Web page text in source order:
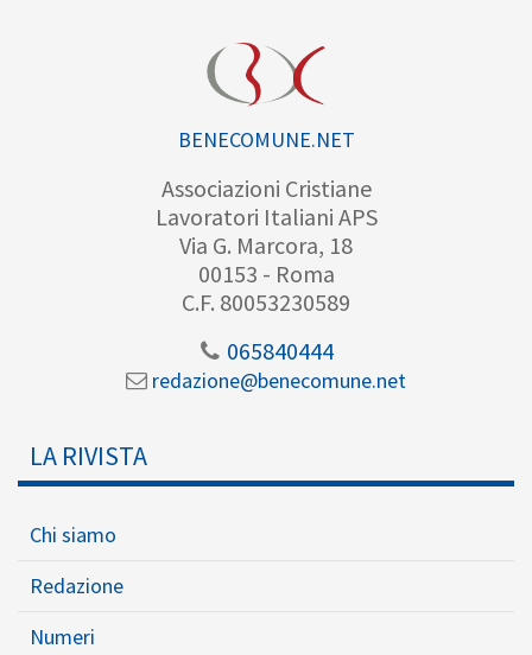
BENECOMUNE.NET
Associazioni Cristiane
Lavoratori Italiani APS
Via G. Marcora, 18
00153 - Roma
C.F. 80053230589
065840444
redazione@benecomune.net
LA RIVISTA
Chi siamo
Redazione
Numeri